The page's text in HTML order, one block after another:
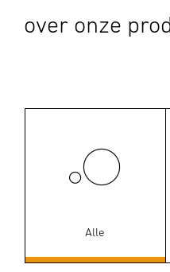
over onze
Alle